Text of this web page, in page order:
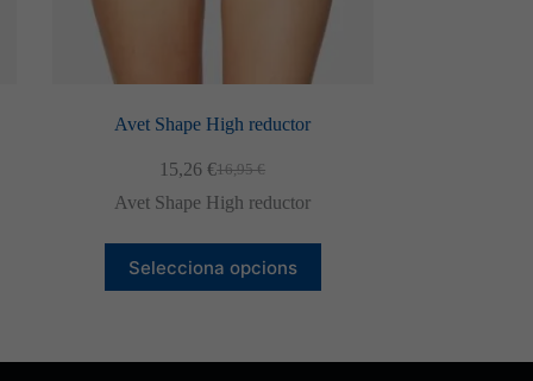
Avet Shape High reductor
16,95€
El
preu
era:
16,95 €.
15,26€El
preu
és:
15,26 €.
Avet Shape High reductor
Selecciona opcions
producte
té
Les